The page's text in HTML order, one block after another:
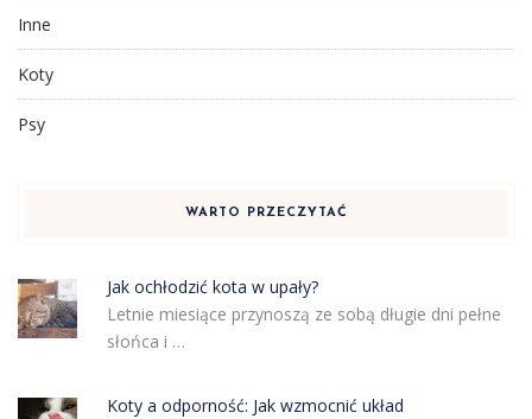
Inne
Koty
Psy
WARTO PRZECZYTAĆ
Jak ochłodzić kota w upały?
Letnie miesiące przynoszą ze sobą długie dni pełne
słońca i …
Koty a odporność: Jak wzmocnić układ